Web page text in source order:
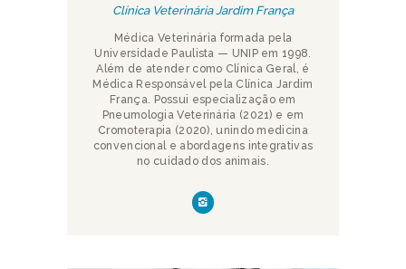
Clínica Veterinária Jardim França
Médica Veterinária formada pela
Universidade Paulista — UNIP em 1998.
Além de atender como Clínica Geral, é
Médica Responsável pela Clínica Jardim
França. Possui especialização em
Pneumologia Veterinária (2021) e em
Cromoterapia (2020), unindo medicina
convencional e abordagens integrativas
no cuidado dos animais.